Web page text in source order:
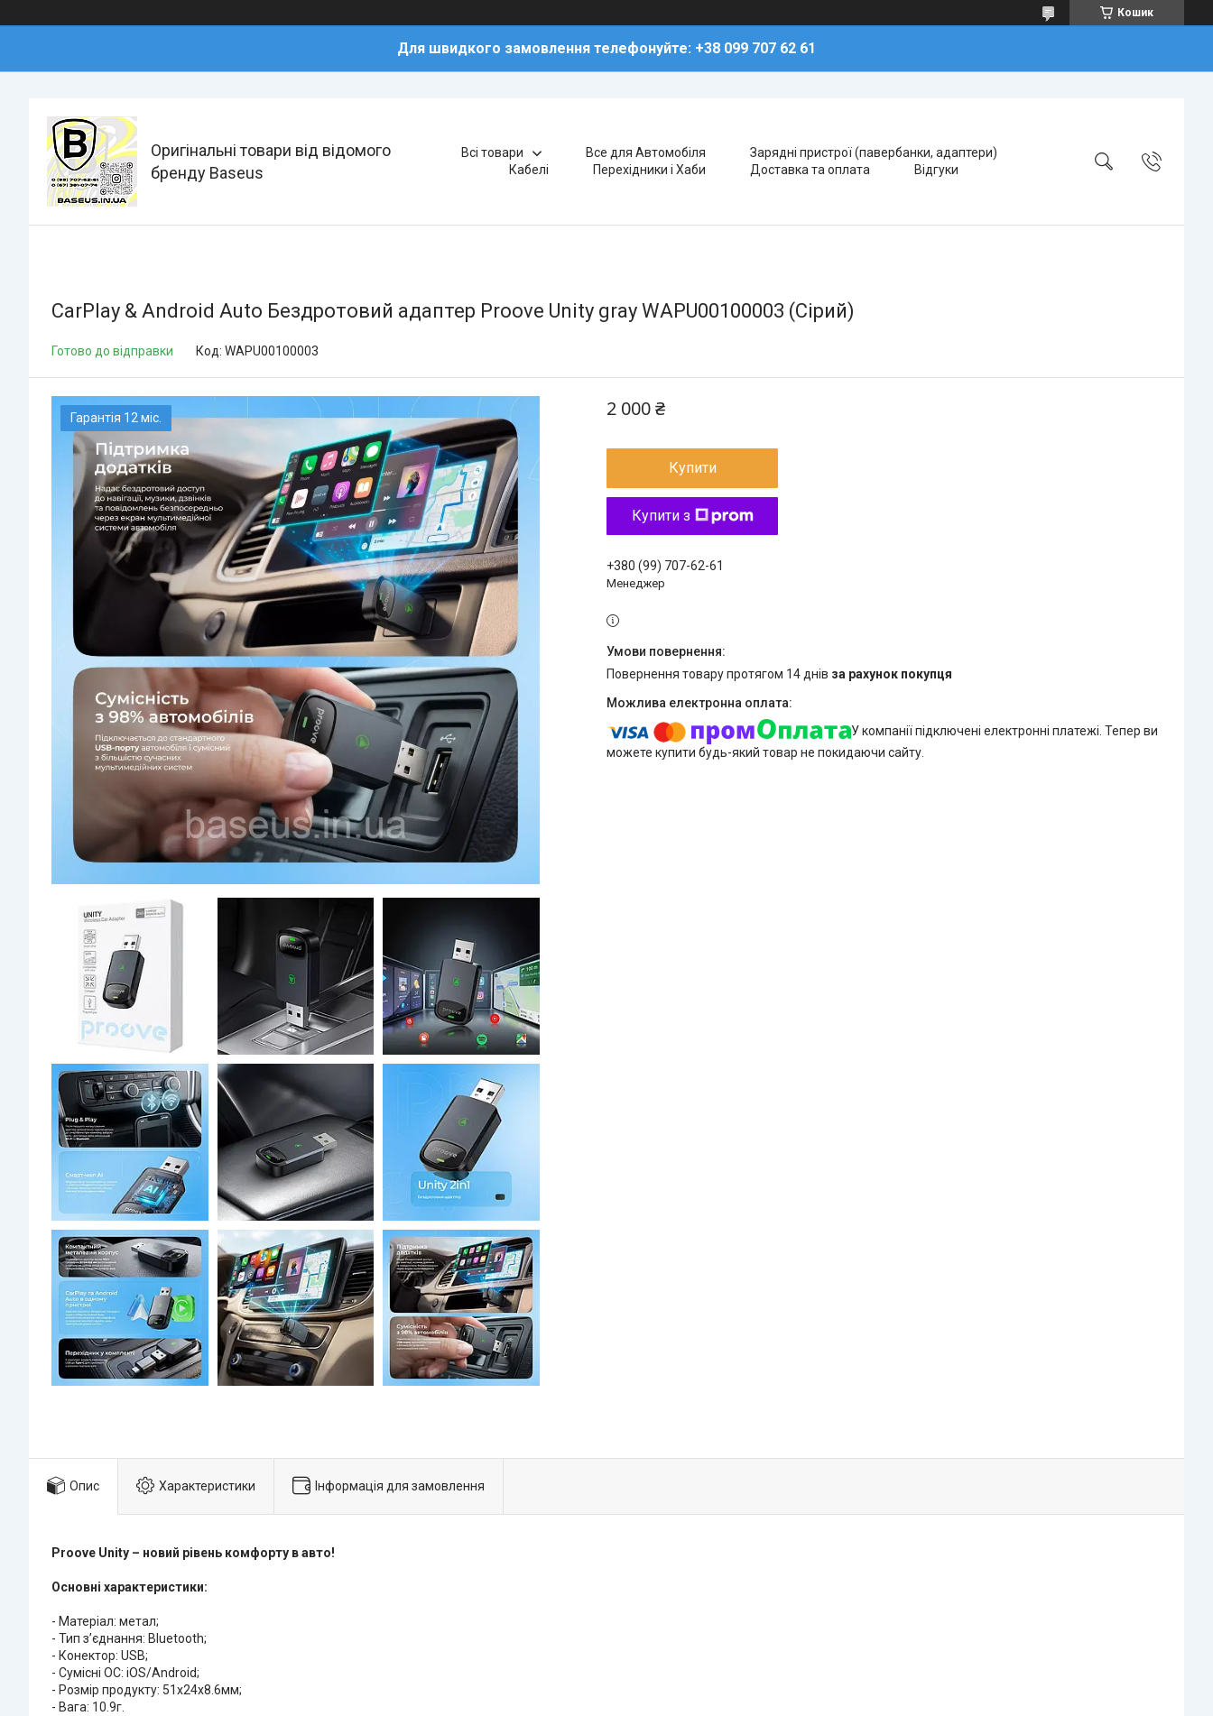
Кошик
Для швидкого замовлення телефонуйте: +38 099 707 62 61
Оригінальні товари від відомого
бренду Baseus
Всі товари Все для Автомобіля
Зарядні пристрої (павербанки, адаптери)
Кабелі
Перехідники і Хаби Доставка та оплата Відгуки
CarPlay & Android Auto Бездротовий адаптер Proove Unity gray WAPU00100003 (Сірий)
Готово до відправки Код: WAPU00100003
Гарантія 12 міс. 2 000 ₴
Купити
Купити з
+380 (99) 707-62-61
Менеджер
повернення товару протягом 14 днів за рахунок покупця
У компанії підключені електронні платежі. Тепер ви
можете купити будь-який товар не покидаючи сайту.
Опис Характеристики Інформація для замовлення
Proove Unity – новий рівень комфорту в авто!
Основні характеристики:
- Матеріал: метал;
- Тип з’єднання: Bluetooth;
- Конектор: USB;
- Сумісні ОС: iOS/Android;
- Розмір продукту: 51x24x8.6мм;
- Вага: 10.9г.